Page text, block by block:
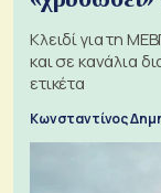
Κλειδί για τη
και σε κανάλια
ετικέτα
Κωνσταντίνος